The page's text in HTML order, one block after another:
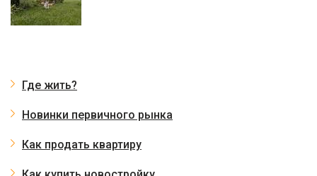
Где жить?
Новинки первичного рынка
Как продать квартиру